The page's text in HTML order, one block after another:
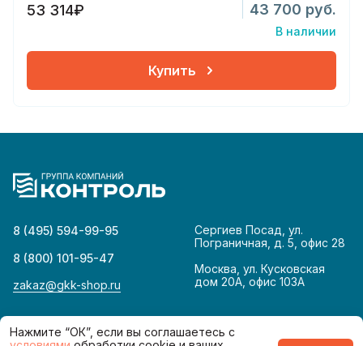
53 314₽ 43 700 руб.
В наличии
Купить
8 (495) 594-99-95
8 (800) 101-95-47
zakaz@gkk-shop.ru
Сергиев Посад, ул.
Пограничная, д. 5, офис 28
Москва, ул. Кусковская
дом 20А, офис 103А
© 2026Политика конфиденциальности
Нажмите “ОК”, если вы соглашаетесь с